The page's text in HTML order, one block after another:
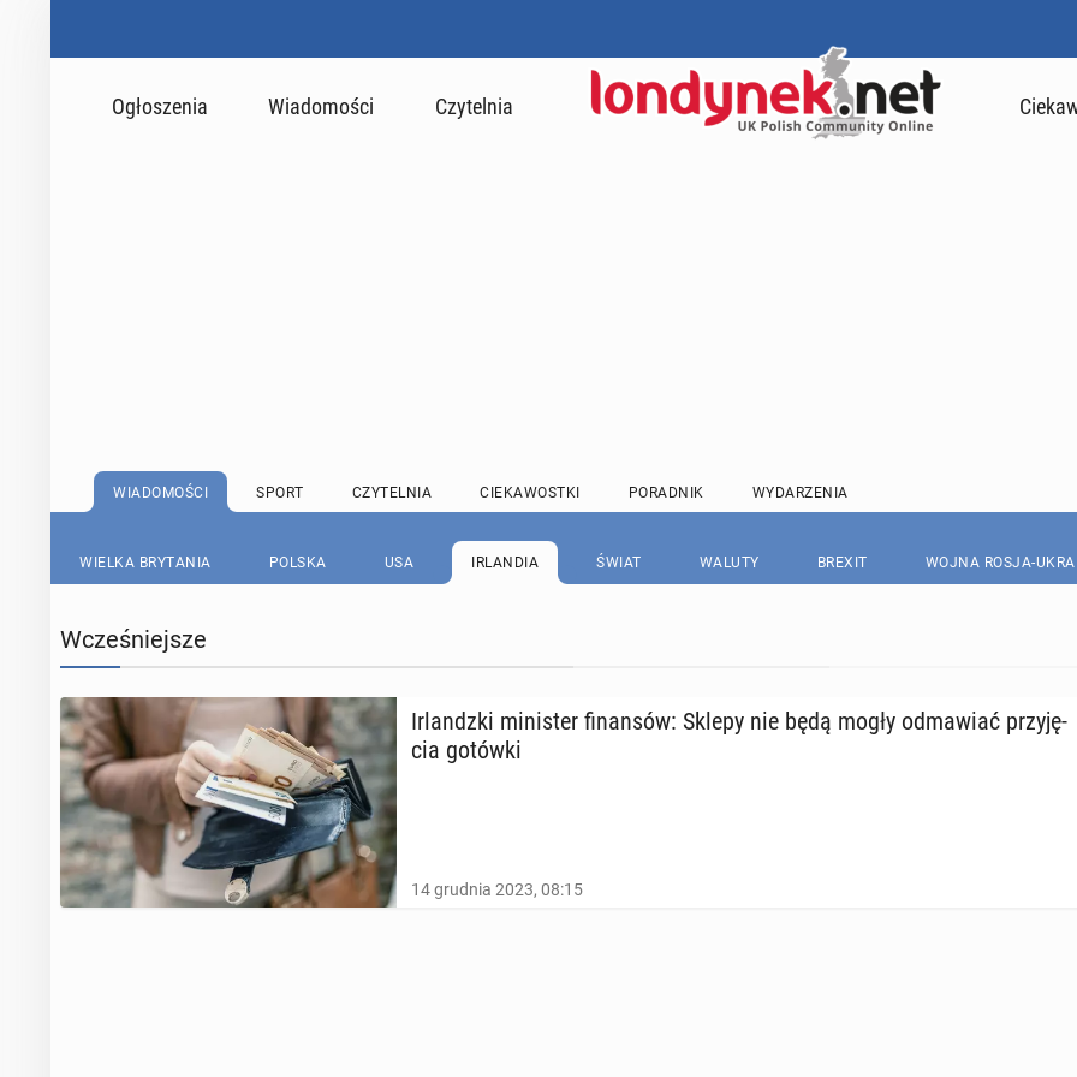
Ogłoszenia Wiadomości Czytelnia
WIADOMOŚCI SPORT CZYTELNIA CIEKAWOSTKI PORADNIK WYDARZENIA
WIELKA BRYTANIA POLSKA USA IRLANDIA ŚWIAT WALUTY BREXIT WOJNA ROSJA-
Wcześniejsze
Ir­landz­ki mi­ni­ster fi­nan­sów: Sklepy nie będą mogły od­ma­wiać przy­ję­
cia gotówki
14 grudnia 2023, 08:15